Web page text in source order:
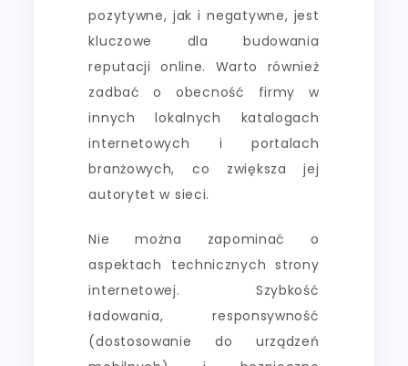
pozytywne, jak i negatywne, jest
kluczowe dla budowania
reputacji online. Warto również
zadbać o obecność firmy w
innych lokalnych katalogach
internetowych i portalach
branżowych, co zwiększa jej
autorytet w sieci.
Nie można zapominać o
aspektach technicznych strony
internetowej. Szybkość
ładowania, responsywność
(dostosowanie do urządzeń